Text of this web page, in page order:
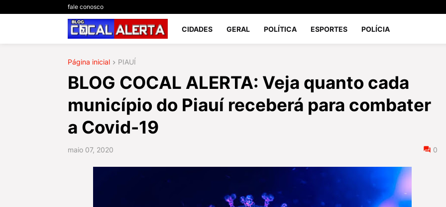
fale conosco
CIDADES GERAL POLÍTICA ESPORTES POLÍCIA
Página inicial PIAUÍ
BLOG COCAL ALERTA: Veja quanto cada
município do Piauí receberá para combater
a Covid-19
maio 07, 2020 0